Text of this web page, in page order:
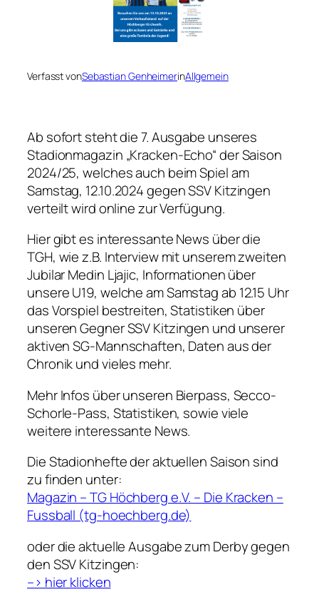
Verfasst vonSebastian GenheimerinAllgemein
Ab sofort steht die 7. Ausgabe unseres
Stadionmagazin „Kracken-Echo“ der Saison
2024/25, welches auch beim Spiel am
Samstag, 12.10.2024 gegen SSV Kitzingen
verteilt wird online zur Verfügung.
Hier gibt es interessante News über die
TGH, wie z.B. Interview mit unserem zweiten
Jubilar Medin Ljajic, Informationen über
unsere U19, welche am Samstag ab 12.15 Uhr
das Vorspiel bestreiten, Statistiken über
unseren Gegner SSV Kitzingen und unserer
aktiven SG-Mannschaften, Daten aus der
Chronik und vieles mehr.
Mehr Infos über unseren Bierpass, Secco-
Schorle-Pass, Statistiken, sowie viele
weitere interessante News.
Die Stadionhefte der aktuellen Saison sind
zu finden unter:
Magazin – TG Höchberg e.V. – Die Kracken –
Fussball (tg-hoechberg.de)
oder die aktuelle Ausgabe zum Derby gegen
den SSV Kitzingen:
–> hier klicken